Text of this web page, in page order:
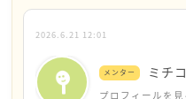
2026.6.21 12:01
メンター ミチコ
プロフィールを見